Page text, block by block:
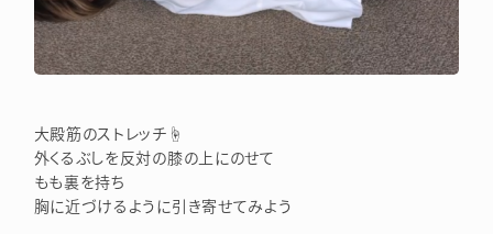
大殿筋のストレッチ☝
外くるぶしを反対の膝の上にのせて
もも裏を持ち
胸に近づけるように引き寄せてみよう